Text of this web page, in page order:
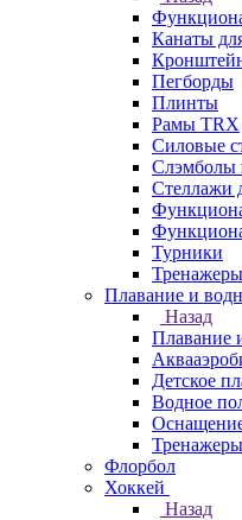
Канаты
Пегборды
Плинты
Рамы TRX
Силовые
Слэмболы
Стеллажи
Турники
Тренажеры
Плавание и
Назад
Плавание
Детское
Водное
Флорбол
Хоккей
Назад